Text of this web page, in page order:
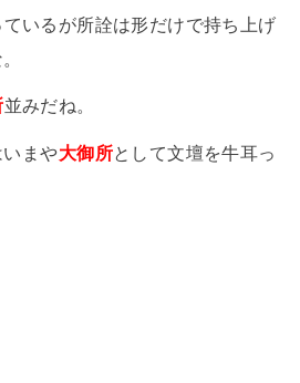
ているが所詮は形だけで持ち上げ
並みだね。
まや大御所として文壇を牛耳っ